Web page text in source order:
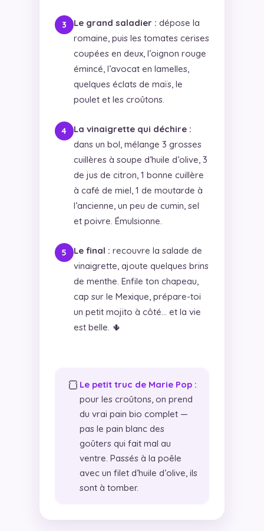
Le grand saladier : dépose la
romaine, puis les tomates cerises
coupées en deux, l’oignon rouge
émincé, l’avocat en lamelles,
quelques éclats de maïs, le
poulet et les croûtons.
La vinaigrette qui déchire :
dans un bol, mélange 3 grosses
cuillères à soupe d’huile d’olive, 3
de jus de citron, 1 bonne cuillère
à café de miel, 1 de moutarde à
l’ancienne, un peu de cumin, sel
et poivre. Émulsionne.
Le final : recouvre la salade de
vinaigrette, ajoute quelques brins
de menthe. Enfile ton chapeau,
cap sur le Mexique, prépare-toi
un petit mojito à côté… et la vie
est belle. 🌵
🍞 Le petit truc de Marie Pop :
pour les croûtons, on prend
du vrai pain bio complet —
pas le pain blanc des
goûters qui fait mal au
ventre. Passés à la poêle
avec un filet d’huile d’olive, ils
sont à tomber.